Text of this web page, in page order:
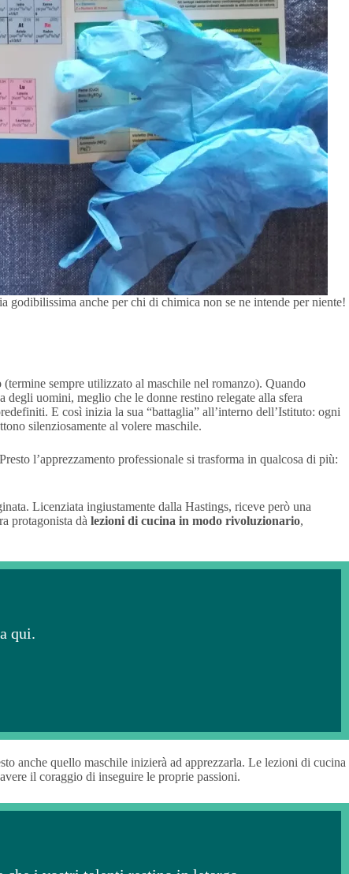
godibilissima anche per chi di chimica non se ne intende per niente!
(termine sempre utilizzato al maschile nel romanzo). Quando
degli uomini, meglio che le donne restino relegate alla sfera
E così inizia la sua “battaglia” all’interno dell’Istituto: ogni
silenziosamente al volere maschile.
l’apprezzamento professionale si trasforma in qualcosa di più:
Licenziata ingiustamente dalla Hastings, riceve però una
protagonista dà lezioni di cucina in modo rivoluzionario,
qui.
anche quello maschile inizierà ad apprezzarla. Le lezioni di cucina
il coraggio di inseguire le proprie passioni.